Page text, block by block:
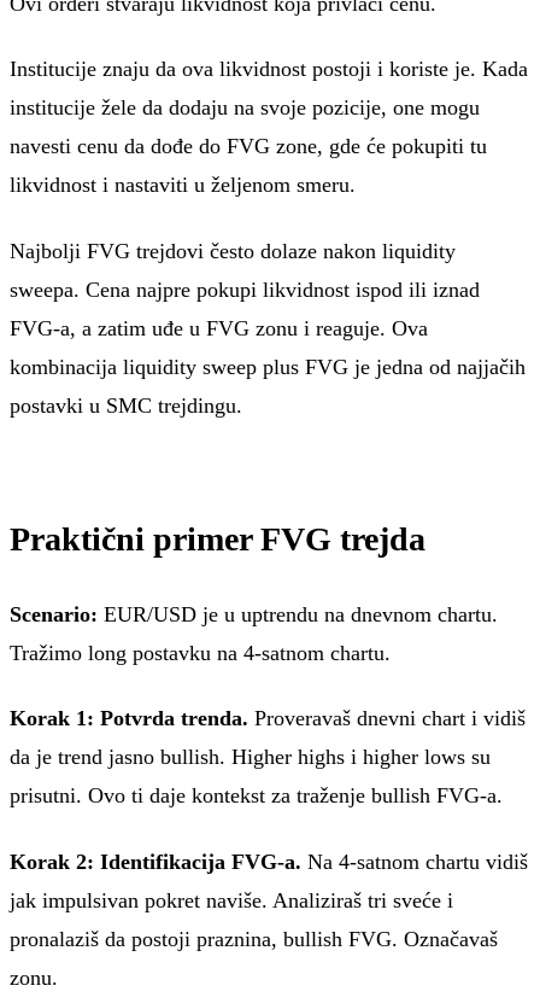
Institucije znaju da ova likvidnost postoji i koriste je. Kada
institucije žele da dodaju na svoje pozicije, one mogu
navesti cenu da dođe do FVG zone, gde će pokupiti tu
likvidnost i nastaviti u željenom smeru.
Najbolji FVG trejdovi često dolaze nakon liquidity
sweepa. Cena najpre pokupi likvidnost ispod ili iznad
FVG-a, a zatim uđe u FVG zonu i reaguje. Ova
kombinacija liquidity sweep plus FVG je jedna od najjačih
postavki u SMC trejdingu.
Praktični primer FVG trejda
Scenario: EUR/USD je u uptrendu na dnevnom chartu.
Tražimo long postavku na 4-satnom chartu.
Korak 1: Potvrda trenda. Proveravaš dnevni chart i vidiš
da je trend jasno bullish. Higher highs i higher lows su
prisutni. Ovo ti daje kontekst za traženje bullish FVG-a.
Korak 2: Identifikacija FVG-a. Na 4-satnom chartu vidiš
jak impulsivan pokret naviše. Analiziraš tri sveće i
pronalaziš da postoji praznina, bullish FVG. Označavaš
zonu.